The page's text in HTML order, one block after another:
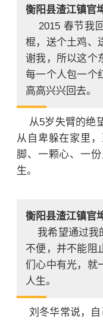
衡阳县渣江镇官
2015 春节我
棍，送个土鸡、
谢我，所以这个
每一个人包一个
高高兴兴回去。
从5岁失臂的绝
从自卑躲在家里
脚、一颗心、一
生。
衡阳县渣江镇官
我希望通过我
不便，并不能阻
们心中有光，就
人生。
刘冬华常说，自